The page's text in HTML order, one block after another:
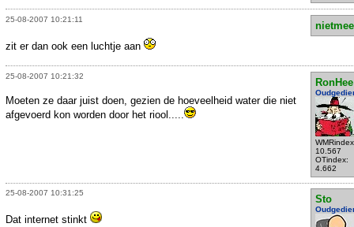
25-08-2007 10:21:11
zit er dan ook een luchtje aan
25-08-2007 10:21:32
RonHee
10.567
OTindex:
4.662
Moeten ze daar juist doen, gezien de hoeveelheid water die niet
afgevoerd kon worden door het riool.....
25-08-2007 10:31:25
Sto
Dat internet stinkt